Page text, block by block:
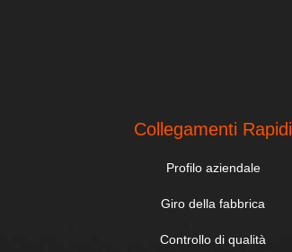
Collegamenti Rapidi
Profilo aziendale
Giro della fabbrica
Controllo di qualità